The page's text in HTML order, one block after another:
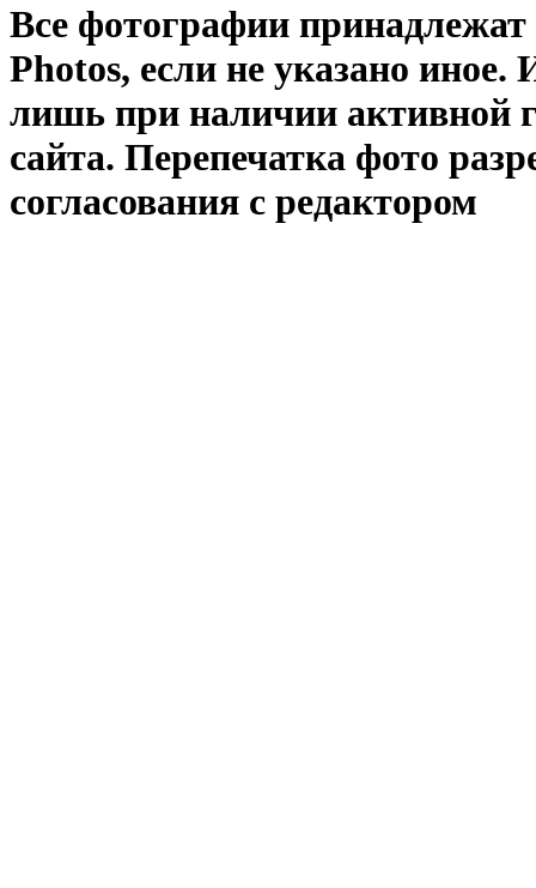
Все фотографии
Photos, если не указано иное.
лишь при наличии активной
сайта. Перепечатка фото
согласования с редактором